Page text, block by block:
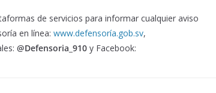
de servicios para informar cualquier aviso
en línea: www.defensoría.gob.sv,
@Defensoria_910 y Facebook: